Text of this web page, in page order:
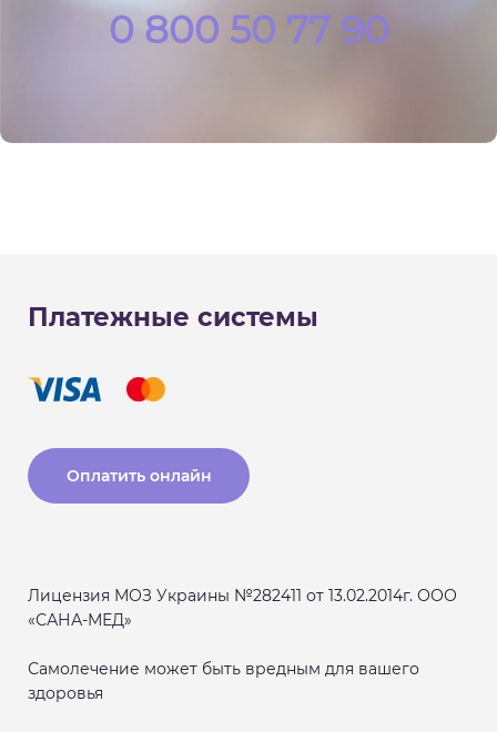
0 800 50 77 90
Платежные системы
Оплатить онлайн
Лицензия МОЗ Украины №282411 от 13.02.2014г. ООО
«САНА-МЕД»
Самолечение может быть вредным для вашего
здоровья